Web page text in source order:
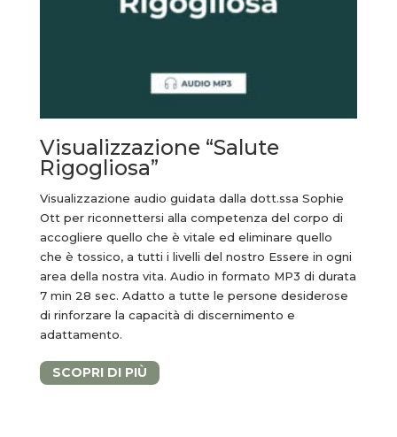
Visualizzazione “Salute
Rigogliosa”
Visualizzazione audio guidata dalla dott.ssa Sophie
Ott per riconnettersi alla competenza del corpo di
accogliere quello che è vitale ed eliminare quello
che è tossico, a tutti i livelli del nostro Essere in ogni
area della nostra vita. Audio in formato MP3 di durata
7 min 28 sec. Adatto a tutte le persone desiderose
di rinforzare la capacità di discernimento e
adattamento.
SCOPRI DI PIÙ